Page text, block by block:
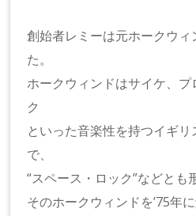
創始者レミーは元ホークウィ
た。
ホークウィンドはサイケ、プ
ク
といった音楽性を持つイギ
で、
“スペース・ロック”などとも
そのホークウィンドを’75年